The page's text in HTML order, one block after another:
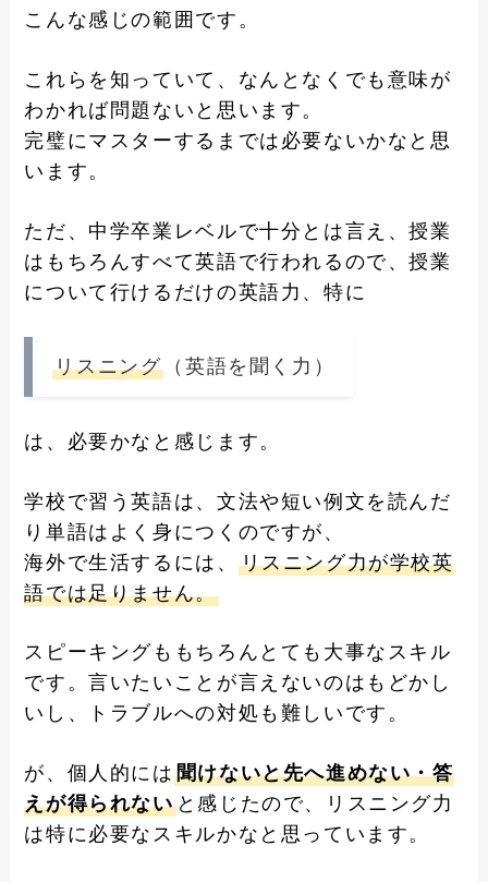
こんな感じの範囲です。
これらを知っていて、なんとなくでも意味が
わかれば問題ないと思います。
完璧にマスターするまでは必要ないかなと思
います。
ただ、中学卒業レベルで十分とは言え、授業
はもちろんすべて英語で行われるので、授業
について行けるだけの英語力、特に
リスニング （英語を聞く力）
は、必要かなと感じます。
学校で習う英語は、文法や短い例文を読んだ
り単語はよく身につくのですが、
海外で生活するには、 リスニング力が学校英
語では足りません。
スピーキングももちろんとても大事なスキル
です。言いたいことが言えないのはもどかし
いし、トラブルへの対処も難しいです。
が、個人的には 聞けないと先へ進めない・答
えが得られないと感じたので、リスニング力
は特に必要なスキルかなと思っています。